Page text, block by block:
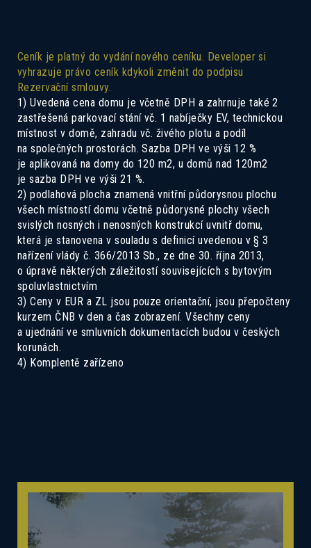
Ceník je platný do vydání nového ceníku. Developer si
vyhrazuje právo ceník kdykoli změnit do podpisu
Rezervační smlouvy.
1) Uvedená cena domu je včetně DPH a zahrnuje také 2
zastřešená parkovací stání vč. 1 nabíječky EV, technickou
místnost v domě, zahradu vč. živého plotu a podíl
na společných prostorách. Sazba DPH ve výši 12 %
je aplikovaná na domy do 120 m2, u domů nad 120m2
je sazba DPH ve výši 21 %.
2) podlahová plocha znamená vnitřní půdorysnou plochu
všech místností domu včetně půdorysné plochy všech
svislých nosných i nenosných konstrukcí uvnitř domu,
která je stanovena v souladu s definicí uvedenou v § 3
nařízení vlády č. 366/2013 Sb., ze dne 30. října 2013,
o úpravě některých záležitostí souvisejících s bytovým
spoluvlastnictvím
3) Ceny v EUR a ZL jsou pouze orientační, jsou přepočteny
kurzem ČNB v den a čas zobrazení. Všechny ceny
a ujednání ve smluvních dokumentacích budou v českých
korunách.
4) Komplentě zařízeno
Souhlas se zpracováním osobních
Pokud Vás zajímá tento dům, ozvěte se
nám a rádi Vás seznámíme se všemi
možnostmi.
Souhlasím se zasíláním informací
osobních údajů